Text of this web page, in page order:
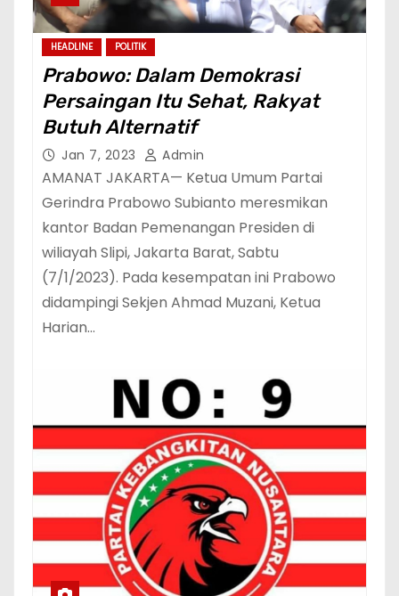
HEADLINE POLITIK
Prabowo: Dalam Demokrasi
Persaingan Itu Sehat, Rakyat
Butuh Alternatif
Jan 7, 2023 Admin
AMANAT JAKARTA— Ketua Umum Partai
Gerindra Prabowo Subianto meresmikan
kantor Badan Pemenangan Presiden di
wiliayah Slipi, Jakarta Barat, Sabtu
(7/1/2023). Pada kesempatan ini Prabowo
didampingi Sekjen Ahmad Muzani, Ketua
Harian…